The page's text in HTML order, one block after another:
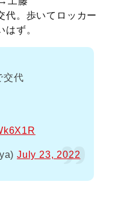
代。歩いてロッカー
ず。
交代
July 23, 2022